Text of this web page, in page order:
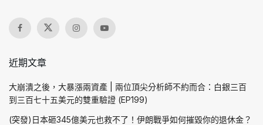
近期文章
大崩潰之後，大暴漲兩資產 | 兩位頂尖分析師不約而合：白銀三百
到三百七十五美元的雙重驗證 (EP199)
(突發)日本砸345億美元也救不了！伊朗戰爭如何摧毀你的退休金？